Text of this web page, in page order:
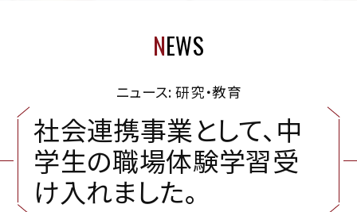
NEWS
ニュース: 研究・教育
社会連携事業として、中
学生の職場体験学習受
け入れました。